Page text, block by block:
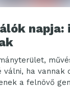
napja:
ha vannak
a felnövő